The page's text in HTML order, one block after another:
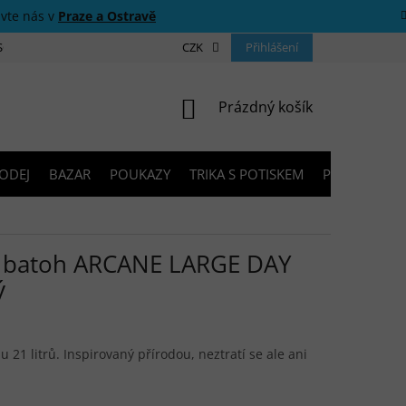
nás v Praze a Ostravě
PRODEJNY KONTAKTY
CZK Přihlášení
NÁKUPNÍ KOŠÍK
Prázdný košík
BAZAR POUKAZY TRIKA S POTISKEM PŮJČOVNA
ARCANE LARGE DAY
21 litrů. Inspirovaný přírodou, neztratí se ale ani